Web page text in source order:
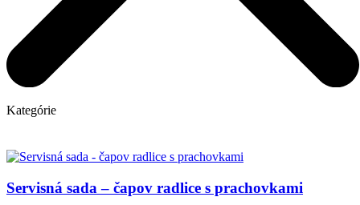
Kategórie
Servisná sada – čapov radlice s prachovkami